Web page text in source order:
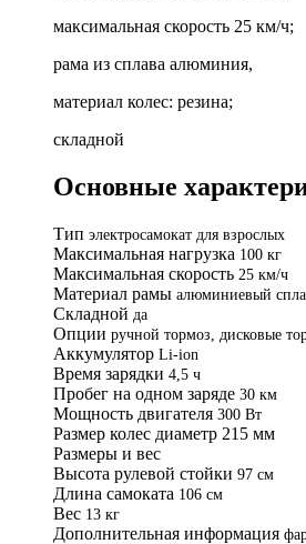
максимальная скорость 25 км/ч;
рама из сплава алюминия,
материал колес: резина;
складной
Основные
Тип электросамокат для взрослых
Максимальная нагрузка 100 кг
Максимальная скорость 25 км/ч
Материал рамы алюминиевый
Складной да
Опции ручной тормоз, дисковые
Аккумулятор Li-ion
Время зарядки 4,5 ч
Пробег на одном заряде 30 км
Мощность двигателя 300 Вт
Размер колес диаметр 215 мм
Размеры и вес
Высота рулевой стойки 97 см
Длина самоката 106 см
Вес 13 кг
Дополнительная информация